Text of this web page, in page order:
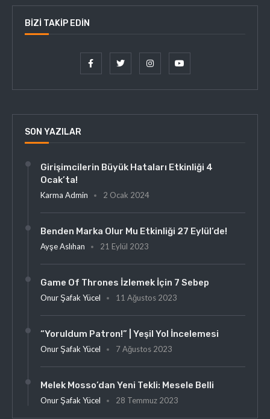
BIZI TAKIP EDIN
SON YAZILAR
Girişimcilerin Büyük Hataları Etkinliği 4
Ocak’ta!
Karma Admin 2 Ocak 2024
Benden Marka Olur Mu Etkinliği 27 Eylül’de!
Ayşe Aslıhan 21 Eylül 2023
Game Of Thrones İzlemek İçin 7 Sebep
Onur Şafak Yücel 11 Ağustos 2023
“Yoruldum Patron!” | Yeşil Yol İncelemesi
Onur Şafak Yücel 7 Ağustos 2023
Melek Mosso’dan Yeni Tekli: Mesele Belli
Onur Şafak Yücel 28 Temmuz 2023